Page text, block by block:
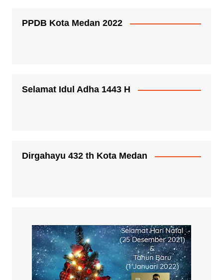
PPDB Kota Medan 2022
Selamat Idul Adha 1443 H
Dirgahayu 432 th Kota Medan